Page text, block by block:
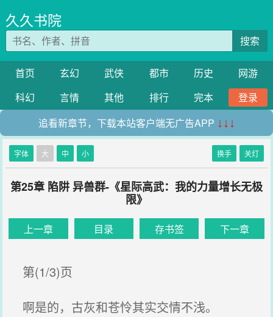
久久书院
搜索
首页 玄幻 武侠 都市 历史
网游
科幻
言情 其他 排行 完本
登录
追看新章节，下载本站客户端无广告APP ↓↓↓
字体 大 中 小 换手 关灯
第25章 陷阱 异兽群-《星际高武：我的力量增长无极
限》
上一章 目录 存书签 下一章
第(1/3)页
啊是的，古灰和苍怜其实交情不浅。